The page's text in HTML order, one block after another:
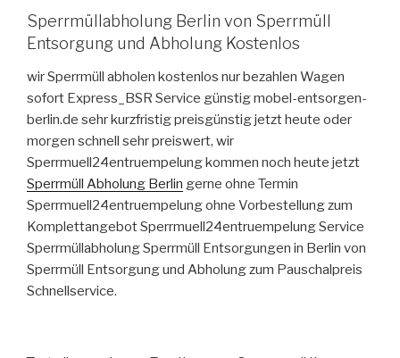
Sperrmüllabholung Berlin von Sperrmüll
Entsorgung und Abholung Kostenlos
wir Sperrmüll abholen kostenlos nur bezahlen Wagen
sofort Express_BSR Service günstig mobel-entsorgen-
berlin.de sehr kurzfristig preisgünstig jetzt heute oder
morgen schnell sehr preiswert, wir
Sperrmuell24entruempelung kommen noch heute jetzt
Sperrmüll Abholung Berlin gerne ohne Termin
Sperrmuell24entruempelung ohne Vorbestellung zum
Komplettangebot Sperrmuell24entruempelung Service
Sperrmüllabholung Sperrmüll Entsorgungen in Berlin von
Sperrmüll Entsorgung und Abholung zum Pauschalpreis
Schnellservice.